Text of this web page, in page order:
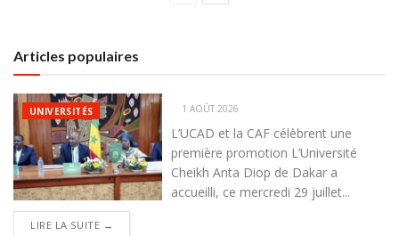
Articles populaires
UNIVERSITÉS 1 AOÛT 2026
L’UCAD et la CAF célèbrent une
première promotion L’Université
Cheikh Anta Diop de Dakar a
accueilli, ce mercredi 29 juillet...
LIRE LA SUITE →